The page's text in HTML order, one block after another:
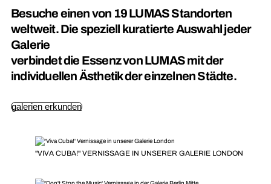
Besuche einen von 19 LUMAS Standorten
weltweit. Die speziell kuratierte Auswahl jeder
Galerie
verbindet die Essenz von LUMAS mit der
individuellen Ästhetik der einzelnen Städte.
galerien erkunden
"VIVA CUBA!" VERNISSAGE IN UNSERER GALERIE LONDON